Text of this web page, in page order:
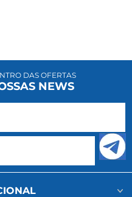
DAS OFERTAS
NEWS